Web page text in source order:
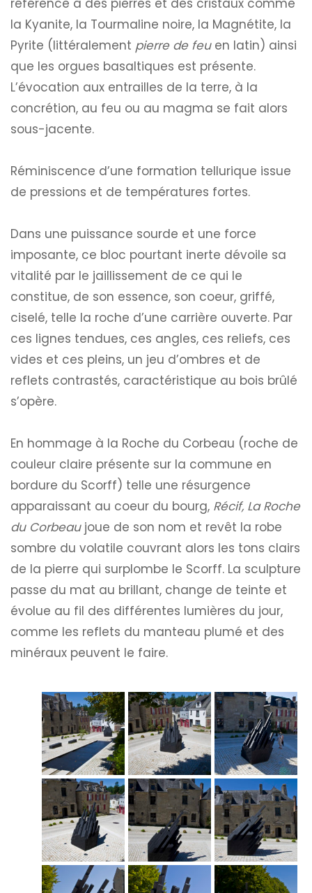
référence à des pierres et des cristaux comme
la Kyanite, la Tourmaline noire, la Magnétite, la
Pyrite (littéralement pierre de feuen latin) ainsi
que les orgues basaltiques est présente.
L’évocation aux entrailles de la terre, à la
concrétion, au feu ou au magma se fait alors
sous-jacente.
Réminiscence d’une formation tellurique issue
de pressions et de températures fortes.
Dans une puissance sourde et une force
imposante, ce bloc pourtant inerte dévoile sa
vitalité par le jaillissement de ce qui le
constitue, de son essence, son coeur, griffé,
ciselé, telle la roche d’une carrière ouverte. Par
ces lignes tendues, ces angles, ces reliefs, ces
vides et ces pleins, un jeu d’ombres et de
reflets contrastés, caractéristique au bois brûlé
s’opère.
En hommage à la Roche du Corbeau (roche de
couleur claire présente sur la commune en
bordure du Scorff) telle une résurgence
apparaissant au coeur du bourg, Récif, La Roche
du Corbeaujoue de son nom et revêt la robe
sombre du volatile couvrant alors les tons clairs
de la pierre qui surplombe le Scorff. La sculpture
passe du mat au brillant, change de teinte et
évolue au fil des différentes lumières du jour,
comme les reflets du manteau plumé et des
minéraux peuvent le faire.